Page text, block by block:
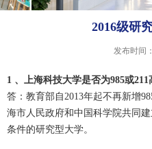
2016级研
发布时间
1 、上海科技大学是否为985或211
答：教育部自2013年起不再新增
海市人民政府和中国科学院共同
条件的研究型大学。